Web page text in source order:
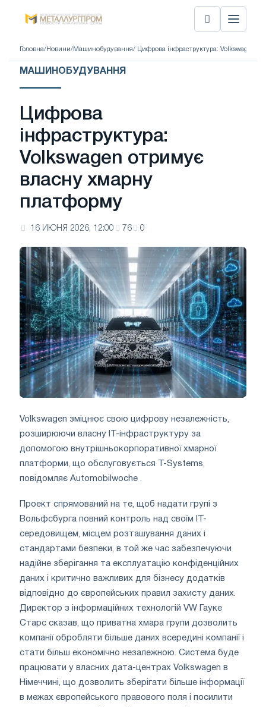
Головна/ Новини/ Машинобудування/ Цифрова інфраструктура: Volkswagen
МАШИНОБУДУВАННЯ
Цифрова
інфраструктура:
Volkswagen отримує
власну хмарну
платформу
16 ИЮНЯ 2026, 12:00 76 0
Volkswagen зміцнює свою цифрову незалежність,
розширюючи власну ІТ-інфраструктуру за
допомогою внутрішньокорпоративної хмарної
платформи, що обслуговується T-Systems,
повідомляє Automobilwoche .
Проект спрямований на те, щоб надати групі з
Вольфсбурга повний контроль над своїм ІТ-
середовищем, місцем розташування даних і
стандартами безпеки, в той же час забезпечуючи
надійне зберігання та експлуатацію конфіденційних
даних і критично важливих для бізнесу додатків
відповідно до європейських правил захисту даних.
Директор з інформаційних технологій VW Гауке
Старс сказав, що приватна хмара групи дозволить
компанії обробляти більше даних всередині компанії і
стати більш економічно незалежною. Система буде
працювати у власних дата-центрах Volkswagen в
Німеччині, що дозволить зберігати більше інформації
в межах європейського правового поля і посилити